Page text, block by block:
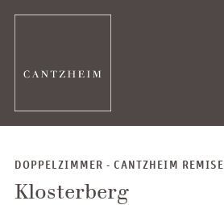
DOPPELZIMMER - CANTZHEIM REMISE
Klosterberg